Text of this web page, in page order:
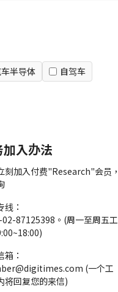
半导体
自驾车
加入办法
刻加入付费"Research"会员，
线：
87125398。(周一至周五工
箱：
(一个工
将回复您的来信)